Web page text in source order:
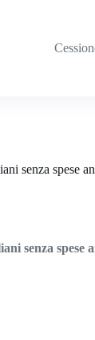
senza spese
senza spese